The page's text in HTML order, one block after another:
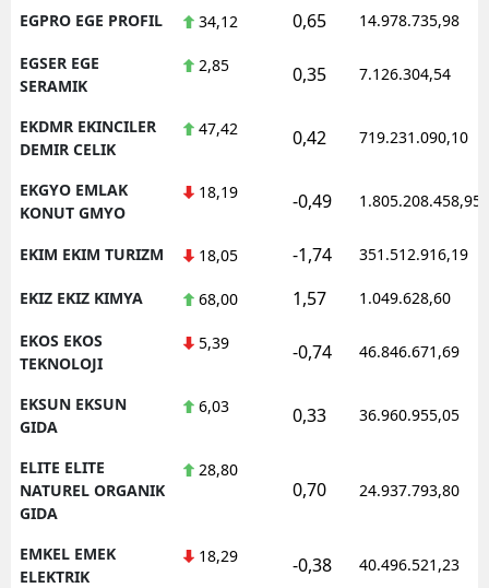
EGPRO EGE PROFIL 34,12 0,65 14.978.735,98
EGSER EGE
SERAMIK
2,85 0,35 7.126.304,54
EKDMR EKINCILER
DEMIR CELIK
47,42 0,42 719.231.090,10
EKGYO EMLAK
KONUT GMYO
18,19 -0,49 1.805.208.458,95
EKIM EKIM TURIZM 18,05 -1,74 351.512.916,19
EKIZ EKIZ KIMYA 68,00 1,57 1.049.628,60
EKOS EKOS
TEKNOLOJI
5,39 -0,74 46.846.671,69
EKSUN EKSUN
GIDA
6,03 0,33 36.960.955,05
ELITE ELITE
NATUREL ORGANIK
GIDA
28,80
0,70 24.937.793,80
EMKEL EMEK
ELEKTRIK
18,29 -0,38 40.496.521,23